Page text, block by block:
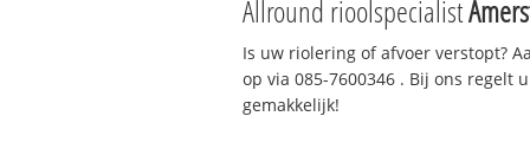
Allround rioolspecialist
Is uw riolering of afvoer verstopt?
op via 085-7600346 . Bij ons regelt
gemakkelijk!